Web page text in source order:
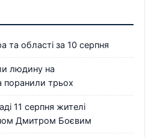
та області за 10 серпня
людину на
поранили трьох
11 серпня жителі
Дмитром Боєвим